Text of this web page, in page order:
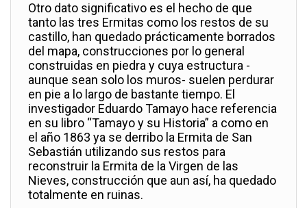
Otro dato significativo es el hecho de que
tanto las tres Ermitas como los restos de su
castillo, han quedado prácticamente borrados
del mapa, construcciones por lo general
construidas en piedra y cuya estructura -
aunque sean solo los muros- suelen perdurar
en pie a lo largo de bastante tiempo. El
investigador Eduardo Tamayo hace referencia
en su libro “Tamayo y su Historia” a como en
el año 1863 ya se derribo la Ermita de San
Sebastián utilizando sus restos para
reconstruir la Ermita de la Virgen de las
Nieves, construcción que aun así, ha quedado
totalmente en ruinas.